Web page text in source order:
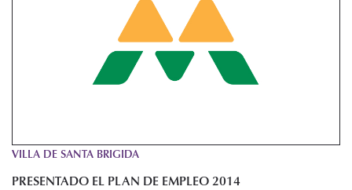
VILLA DE SANTA BRIGIDA
PRESENTADO EL PLAN DE EMPLEO 2014